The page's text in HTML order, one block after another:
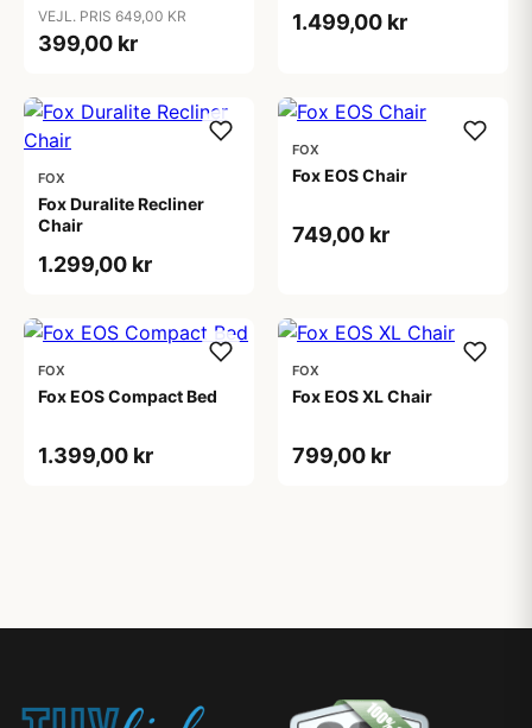
VEJL. PRIS 649,00 KR
399,00 kr
1.499,00 kr
FOX
Fox Duralite Recliner
Chair
1.299,00 kr
FOX
Fox EOS Chair
749,00 kr
FOX
Fox EOS Compact Bed
1.399,00 kr
FOX
Fox EOS XL Chair
799,00 kr